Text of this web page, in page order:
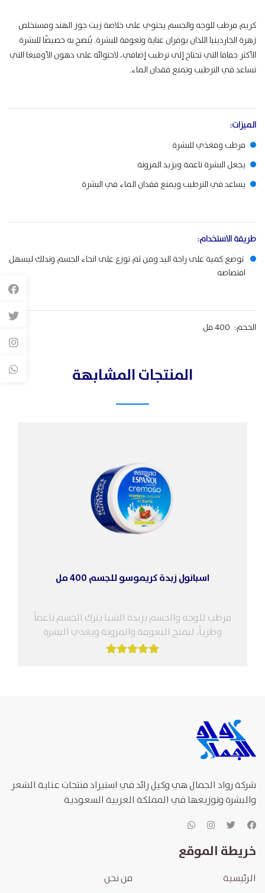
كريم مرطب للوجه والجسم يحتوي على خلاصة زيت جوز الهند ومستخلص
زهرة الجاردينيا اللذان يوفران عناية ونعومة للبشرة. يُنصح به خصيصًا للبشرة
الأكثر جفافا التي تحتاج إلى ترطيب إضافي، لاحتوائه على دهون الأوميغا التي
تساعد في الترطيب وتمنع فقدان الماء.
الميزات:
مرطب ومغذي للبشرة
يجعل البشرة ناعمة ويزيد المرونة
يساعد في الترطيب ويمنع فقدان الماء في البشرة
طريقةالاستخدام:
توضع كمية على راحة اليد ومن ثم توزع على انحاء الجسم وتدلك ليسهل
امتصاصه
الحجم: 400 مل
المنتجات المشابهة
اسبانول زبدة كريموسو للجسم 400 مل
مرطب للوجه والجسم بزبدة الشيا يترك الجسم ناعماً
وطرياً، ليمنح النعومة والمرونة ويغذي البشرة
ويجددها الميزات: مرطب ومغذي للبشرة...
شركة رواد الجمال هي وكيل رائد في استيراد منتجات عناية الشعر
والبشرة وتوزيعها في المملكة العربية السعودية
خريطة الموقع
الرئيسية
من نحن